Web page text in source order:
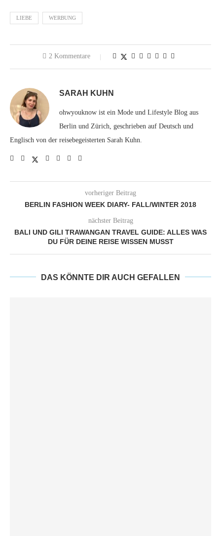
LIEBE WERBUNG
2 Kommentare
SARAH KUHN
ohwyouknow ist ein Mode und Lifestyle Blog aus
Berlin und Zürich, geschrieben auf Deutsch und
Englisch von der reisebegeisterten Sarah Kuhn.
vorheriger Beitrag
BERLIN FASHION WEEK DIARY- FALL/WINTER 2018
nächster Beitrag
BALI UND GILI TRAWANGAN TRAVEL GUIDE: ALLES WAS
DU FÜR DEINE REISE WISSEN MUSST
DAS KÖNNTE DIR AUCH GEFALLEN